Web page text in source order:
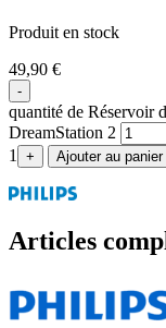
Produit en stock
49,90 €
-
quantité de Réservoir
DreamStation 2
1
+ Ajouter au panier
Articles